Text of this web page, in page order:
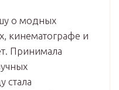
о модных
кинематографе и
Принимала
стала